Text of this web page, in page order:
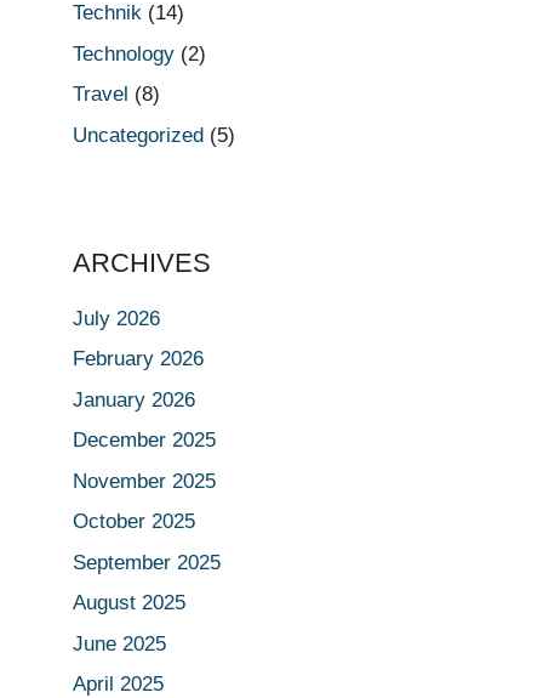
Technik (14)
Technology (2)
Travel (8)
Uncategorized (5)
ARCHIVES
July 2026
February 2026
January 2026
December 2025
November 2025
October 2025
September 2025
August 2025
June 2025
April 2025